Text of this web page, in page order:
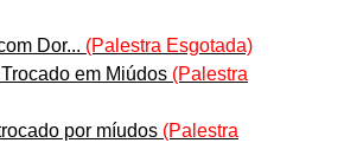
Dor... (Palestra Esgotada)
em Miúdos (Palestra
por míudos (Palestra